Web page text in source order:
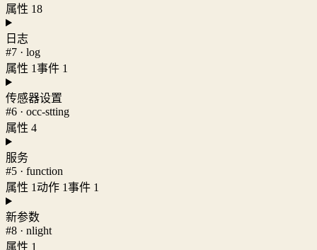
属性 18
日志
#7 · log
属性 1事件 1
传感器设置
#6 · occ-stting
属性 4
服务
#5 · function
属性 1动作 1事件 1
新参数
#8 · nlight
属性 1